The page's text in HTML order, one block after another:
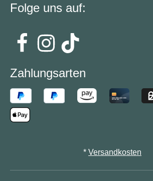
Folge uns auf:
Zahlungsarten
* Versandkosten